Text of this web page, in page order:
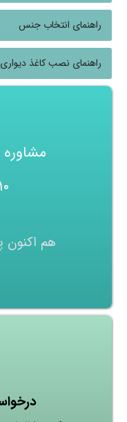
راهنمای انتخاب جنس
راهنمای نصب کاغذ دیواری
هم